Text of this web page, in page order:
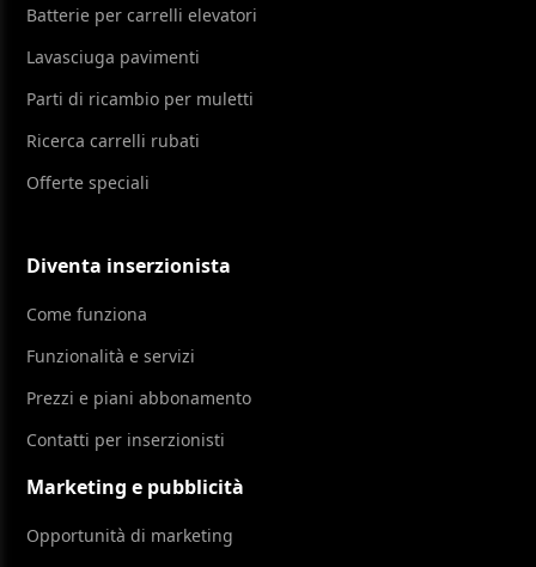
Batterie per carrelli elevatori
Lavasciuga pavimenti
Parti di ricambio per muletti
Ricerca carrelli rubati
Offerte speciali
Diventa inserzionista
Come funziona
Funzionalità e servizi
Prezzi e piani abbonamento
Contatti per inserzionisti
Marketing e pubblicità
Opportunità di marketing